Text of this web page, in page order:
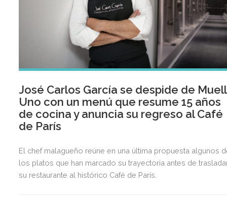
José Carlos García se despide de
Uno con un menú que resume 15 años
de cocina y anuncia su regreso al Café
de París
El chef malagueño reúne en una última propuesta algunos
los platos que han marcado su trayectoria antes de
su restaurante al histórico Café de París.